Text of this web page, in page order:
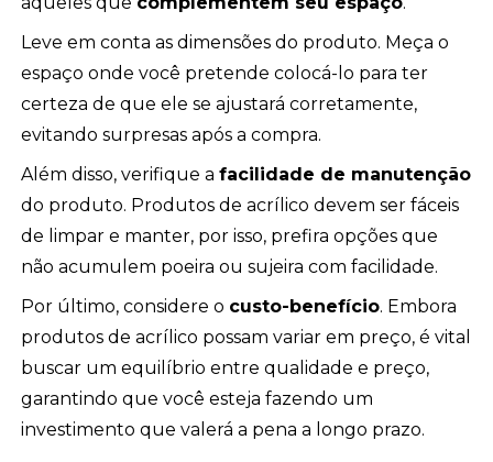
Leve em conta as dimensões do produto. Meça o
espaço onde você pretende colocá-lo para ter
certeza de que ele se ajustará corretamente,
evitando surpresas após a compra.
Além disso, verifique afacilidade de manutenção
do produto. Produtos de acrílico devem ser fáceis
de limpar e manter, por isso, prefira opções que
não acumulem poeira ou sujeira com facilidade.
Por último, considere o custo-benefício. Embora
produtos de acrílico possam variar em preço, é vital
buscar um equilíbrio entre qualidade e preço,
garantindo que você esteja fazendo um
investimento que valerá a pena a longo prazo.